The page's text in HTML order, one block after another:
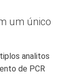
um único
analitos
de PCR